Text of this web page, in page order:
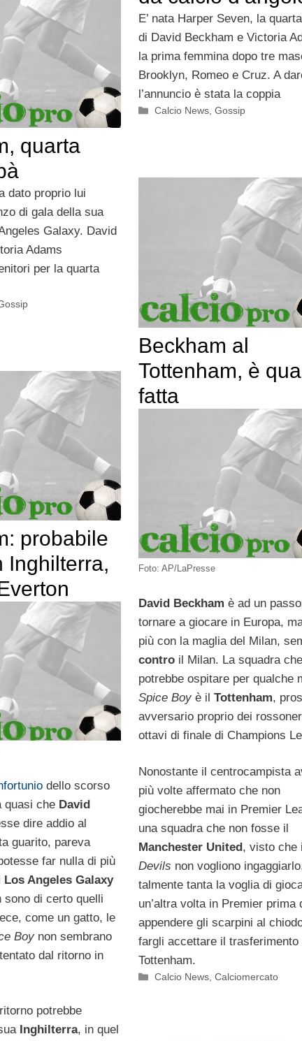
E’ nata Harper Seven, la
di David Beckham e Victoria
la prima femmina dopo tre
Brooklyn, Romeo e Cruz. A
l’annuncio è stata la coppia
Categorie
Calcio News,Gossip
quarta
dato proprio lui
di gala della sua
Galaxy. David
Adams
per la quarta
Beckham al
Tottenham, è
fatta
Foto: AP/LaPresse
David Beckham è ad un
tornare a giocare in Europa,
più con la maglia del Milan,
contro il Milan. La squadra che
potrebbe ospitare per qualche
Spice Boyè il Tottenham,
avversario proprio dei
ottavi di finale di Champions
Nonostante il centrocampista
più volte affermato che non
giocherebbe mai in Premier
una squadra che non fosse il
Manchester United , visto
Devils non vogliono
talmente tanta la voglia di
un’altra volta in Premier prima
appendere gli scarpini al
fargli accettare il trasferimento
Tottenham.
Categorie
Calcio News,Calciomercato
probabile
Inghilterra,
dello scorso
quasi che David
dire addio al
guarito, pareva
far nulla di più
Los Angeles Galaxy
sono di certo quelli
come un gatto, le
Boy non sembrano
dal ritorno in
potrebbe
Inghilterra, in quel